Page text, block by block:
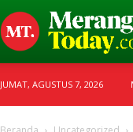
JUMAT, AGUSTUS 7, 2026